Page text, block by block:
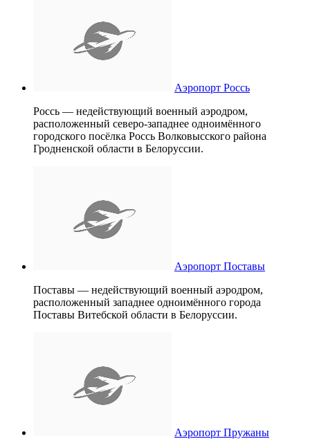
Аэропорт Россь
Россь — недействующий военный аэродром,
расположенный северо-западнее одноимённого
городского посёлка Россь Волковысского района
Гродненской области в Белоруссии.
Аэропорт Поставы
Поставы — недействующий военный аэродром,
расположенный западнее одноимённого города
Поставы Витебской области в Белоруссии.
Аэропорт Пружаны